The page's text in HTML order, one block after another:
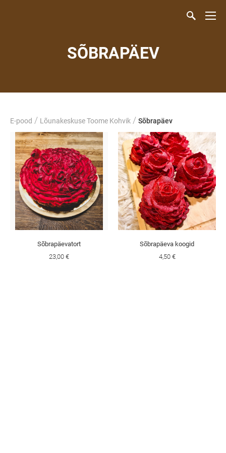
SÕBRAPÄEV
E-pood / Lõunakeskuse Toome Kohvik / Sõbrapäev
Sõbrapäevatort
23,00 €
Sõbrapäeva koogid
4,50 €